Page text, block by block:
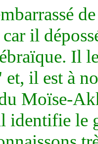
il
Il
il est à
Moïse-
identifie le